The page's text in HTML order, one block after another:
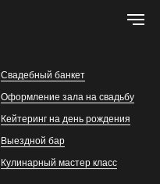
Свадебный банкет
Оформление зала на свадьбу
Кейтеринг на день рождения
Выездной бар
Кулинарный мастер класс